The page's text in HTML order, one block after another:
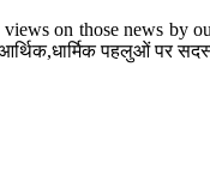
on those news by
पहलुओं पर